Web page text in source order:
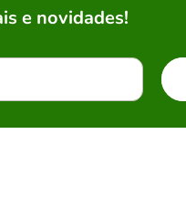
e novidades!